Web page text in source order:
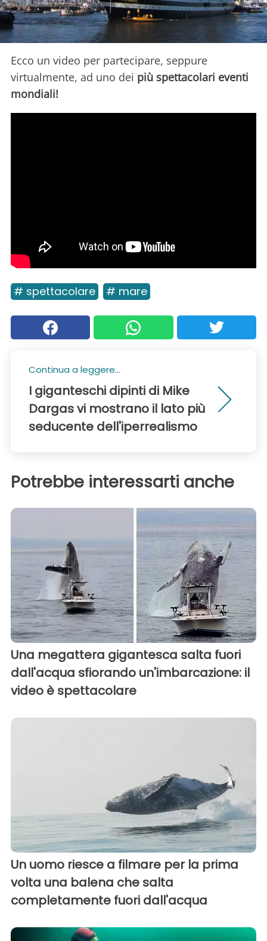
Ecco un video per partecipare, seppure
virtualmente, ad uno dei più spettacolari eventi
mondiali!
# spettacolare # mare
Continua a leggere...
I giganteschi dipinti di Mike
Dargas vi mostrano il lato più
seducente dell'iperrealismo
Potrebbe interessarti anche
Una megattera gigantesca salta fuori
dall'acqua sfiorando un'imbarcazione: il
video è spettacolare
Un uomo riesce a filmare per la prima
volta una balena che salta
completamente fuori dall'acqua